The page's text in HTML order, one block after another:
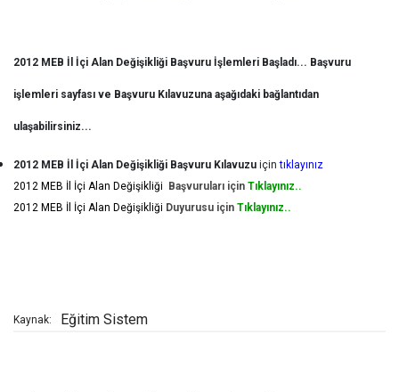
2012 MEB İl İçi Alan Değişikliği Başvuru İşlemleri Başladı... Başvuru
işlemleri sayfası ve Başvuru Kılavuzuna aşağıdaki bağlantıdan
ulaşabilirsiniz...
2012 MEB İl İçi Alan Değişikliği Başvuru Kılavuzu içintıklayınız
2012 MEB İl İçi Alan Değişikliği Başvuruları için Tıklayınız..
2012 MEB İl İçi Alan Değişikliği Duyurusu için Tıklayınız..
Kaynak: Eğitim Sistem